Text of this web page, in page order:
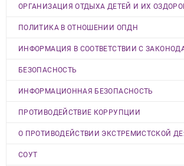
ОРГАНИЗАЦИЯ ОТДЫХА ДЕТЕЙ И ИХ
ПОЛИТИКА В ОТНОШЕНИИ ОПДН
ИНФОРМАЦИЯ В СООТВЕТСТВИИ С
БЕЗОПАСНОСТЬ
ИНФОРМАЦИОННАЯ БЕЗОПАСНОСТЬ
ПРОТИВОДЕЙСТВИЕ КОРРУПЦИИ
О ПРОТИВОДЕЙСТВИИ ЭКСТРЕМИСТСКОЙ
СОУТ